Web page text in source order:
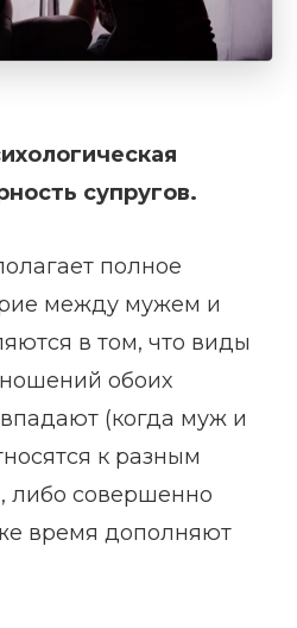
супругов.
полное
между мужем и
в том, что виды
обоих
(когда муж и
к разным
либо совершенно
время дополняют